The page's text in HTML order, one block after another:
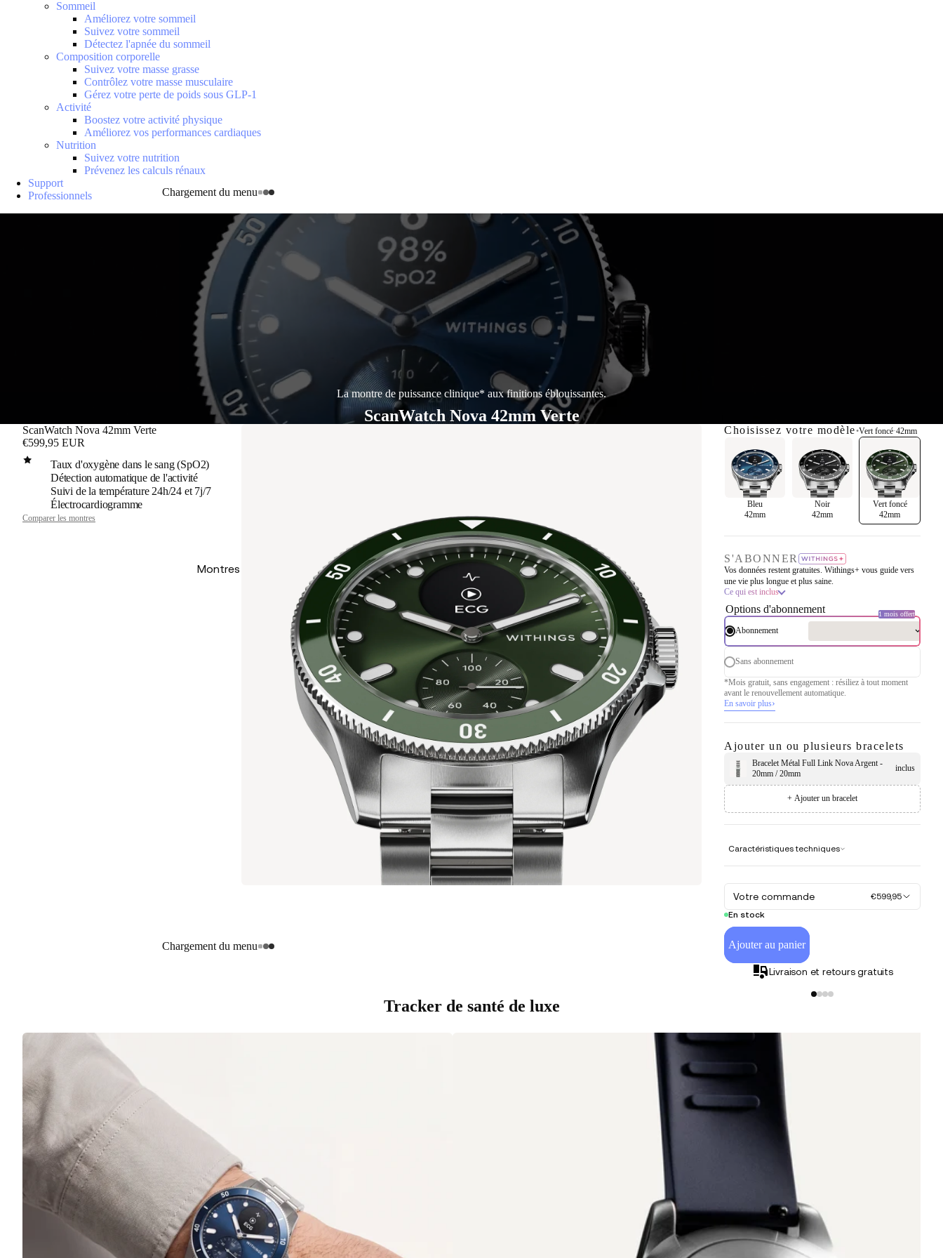
Chargement du menu
Montres
Chargement du menu
Sommeil
Améliorez votre sommeil
Suivez votre sommeil
Détectez l'apnée du sommeil
Composition corporelle
Suivez votre masse grasse
Contrôlez votre masse musculaire
Gérez votre perte de poids sous GLP-1
Activité
Boostez votre activité physique
Améliorez vos performances cardiaques
Nutrition
Suivez votre nutrition
Prévenez les calculs rénaux
Support
Professionnels
La montre de puissance clinique* aux finitions éblouissantes.
ScanWatch Nova 42mm Verte
ScanWatch Nova 42mm Verte
€599,95 EUR
Taux d'oxygène dans le sang (SpO2)
Détection automatique de l'activité
Suivi de la température 24h/24 et 7j/7
Électrocardiogramme
Comparer les montres
Choisissez votre modèle•Vert foncé·42mm
Bleu
42mm
Noir
42mm
Vert foncé
42mm
S'ABONNER
Vos données restent gratuites. Withings+ vous guide vers
une vie plus longue et plus saine.
Ce qui est inclus
Options d'abonnement
Abonnement
1 mois offert
Sans abonnement
*Mois gratuit, sans engagement : résiliez à tout moment
avant le renouvellement automatique.
En savoir plus›
Ajouter un ou plusieurs bracelets
Bracelet Métal Full Link Nova Argent -
20mm / 20mm
inclus
+ Ajouter un bracelet
Caractéristiques techniques
Votre commande
€599,95
En stock
Ajouter au panier
Livraison et retours gratuits
Tracker de santé de luxe